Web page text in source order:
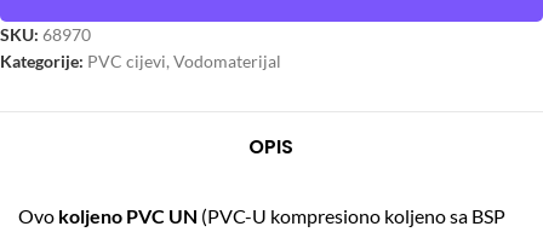
SKU: 68970
Kategorije: PVC cijevi, Vodomaterijal
OPIS
Ovo koljeno PVC UN (PVC-U kompresiono koljeno sa BSP